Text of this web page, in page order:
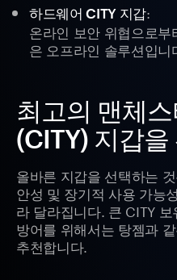
하드웨어 CITY 지갑:
온라인 보안 위협으로
은 오프라인 솔루션입니
최고의 맨체
(CITY) 지갑
올바른 지갑을 선택하는
안성 및 장기적 사용 가능
라 달라집니다. 큰 CITY
방어를 위해서는 탕젬과
추천합니다.